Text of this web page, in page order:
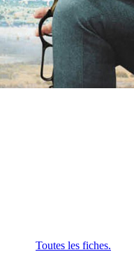
Toutes les fiches.